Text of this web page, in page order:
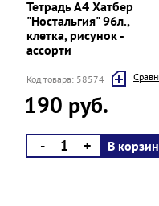
Тетрадь А4 Хатбер
"Ностальгия" 96л.,
клетка, рисунок -
ассорти
Код товара: 58574
190 руб.
- + В